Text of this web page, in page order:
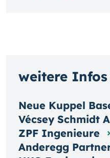
weitere Infos
Neue Kuppel
Vécsey Schmidt
ZPF Ingenieure
Anderegg